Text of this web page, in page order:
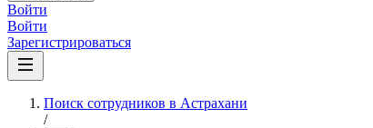
Войти
Войти
Зарегистрироваться
Поиск сотрудников в Астрахани
/